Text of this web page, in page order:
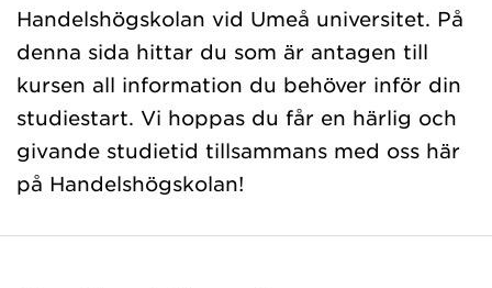
Handelshögskolan vid Umeå universitet. På
denna sida hittar du som är antagen till
kursen all information du behöver inför din
studiestart. Vi hoppas du får en härlig och
givande studietid tillsammans med oss här
på Handelshögskolan!